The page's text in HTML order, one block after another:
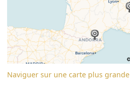
Naviguer sur une carte plus grande